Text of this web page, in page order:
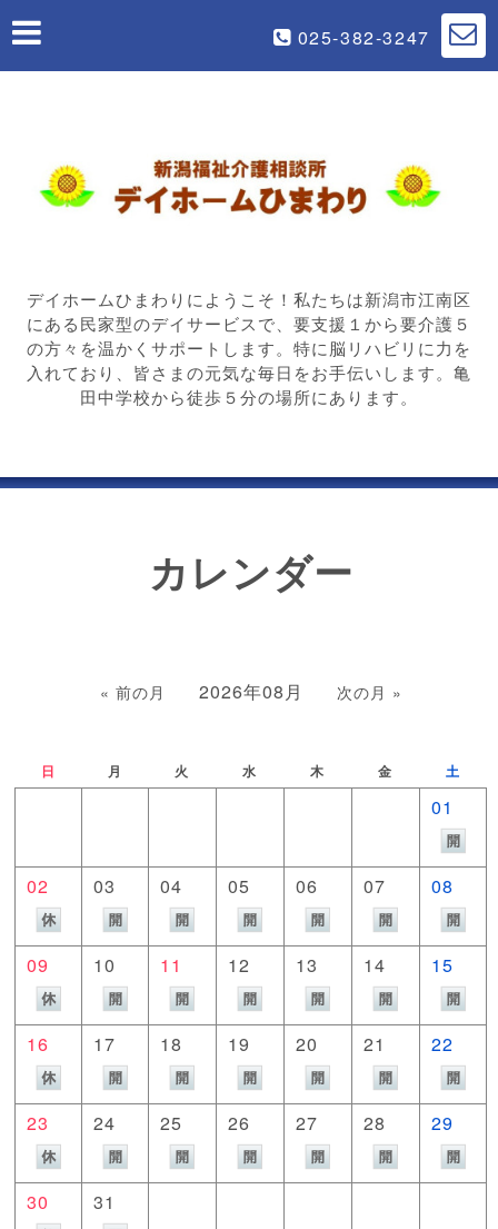
025-382-3247
デイホームひまわりにようこそ！私たちは新潟市江南区
にある民家型のデイサービスで、要支援１から要介護５
の方々を温かくサポートします。特に脳リハビリに力を
入れており、皆さまの元気な毎日をお手伝いします。亀
田中学校から徒歩５分の場所にあります。
カレンダー
« 前の月 2026年08月 次の月 »
日 月 火 水 木 金 土
01
02 03 04 05 06 07 08
09 10 11 12 13 14 15
16 17 18 19 20 21 22
23 24 25 26 27 28 29
30 31